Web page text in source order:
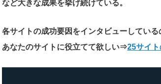
など大きな成果を挙げ続けている。
各サイトの成功要因をインタビューしている
あなたのサイトに役立てて欲しい⇒25サイ